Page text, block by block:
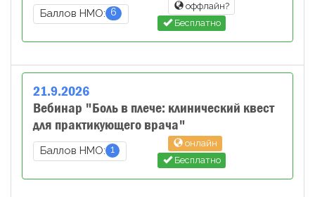
Баллов НМО: 6
оффлайн?
Бесплатно
21.9.2026
Вебинар "Боль в плече: клинический квест
для практикующего врача"
Баллов НМО: 1
онлайн
Бесплатно